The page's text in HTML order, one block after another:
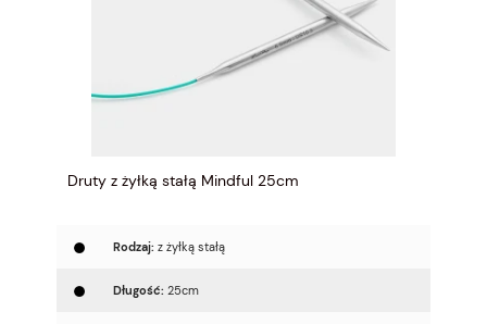
Druty z żyłką stałą Mindful 25cm
Rodzaj: z żyłką stałą
Długość: 25cm